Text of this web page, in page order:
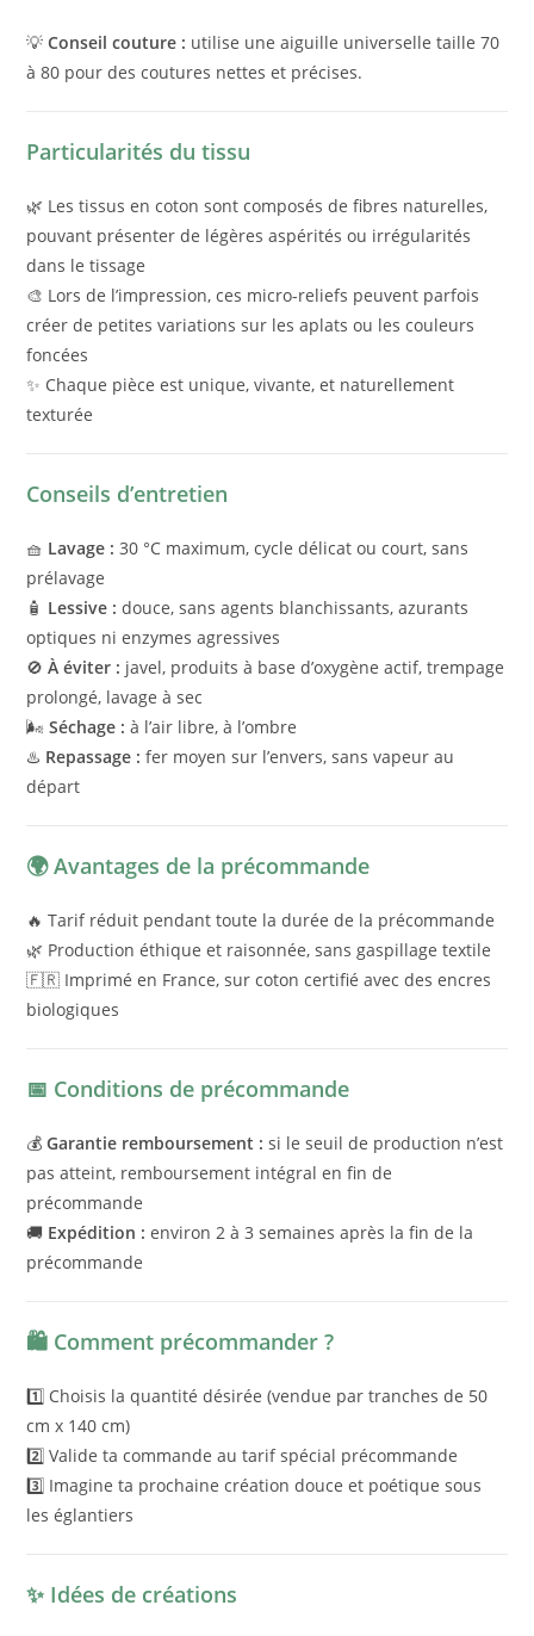
💡Conseil couture : utilise une aiguille universelle taille 70
à 80 pour des coutures nettes et précises.
Particularités du tissu
🌿 Les tissus en coton sont composés de fibres naturelles,
pouvant présenter de légères aspérités ou irrégularités
dans le tissage
🎨 Lors de l’impression, ces micro-reliefs peuvent parfois
créer de petites variations sur les aplats ou les couleurs
foncées
✨ Chaque pièce est unique, vivante, et naturellement
texturée
Conseils d’entretien
🧺 Lavage : 30 °C maximum, cycle délicat ou court, sans
prélavage
🧴 Lessive : douce, sans agents blanchissants, azurants
optiques ni enzymes agressives
🚫À éviter : javel, produits à base d’oxygène actif, trempage
prolongé, lavage à sec
🌬️Séchage : à l’air libre, à l’ombre
♨️ Repassage : fer moyen sur l’envers, sans vapeur au
départ
🌍 Avantages de la précommande
🔥 Tarif réduit pendant toute la durée de la précommande
🌿 Production éthique et raisonnée, sans gaspillage textile
🇫🇷 Imprimé en France, sur coton certifié avec des encres
biologiques
📅 Conditions de précommande
💰Garantie remboursement : si le seuil de production n’est
pas atteint, remboursement intégral en fin de
précommande
🚚 Expédition : environ 2 à 3 semaines après la fin de la
précommande
🛍️ Comment précommander ?
1️⃣ Choisis la quantité désirée (vendue par tranches de 50
cm x 140 cm)
2️⃣ Valide ta commande au tarif spécial précommande
3️⃣ Imagine ta prochaine création douce et poétique sous
les églantiers
✨ Idées de créations